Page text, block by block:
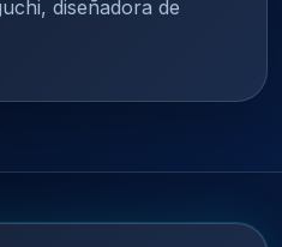
diseñadora de